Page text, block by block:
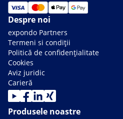
Despre noi
expondo Partners
Termeni si condiții
Politică de confidențialitate
Cookies
Aviz juridic
Carieră
Produsele noastre